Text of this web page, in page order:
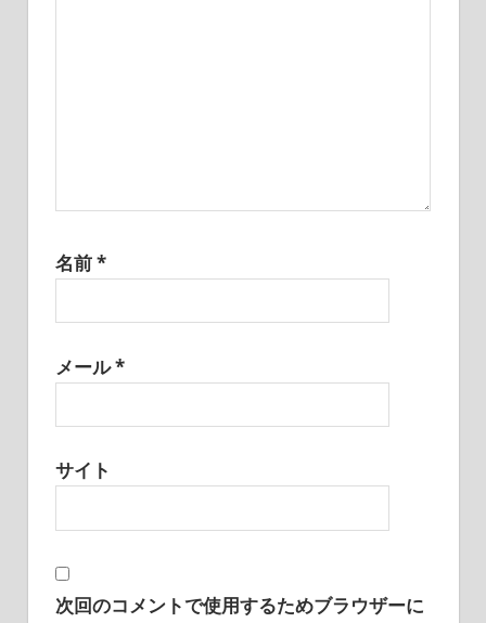
名前*
メール*
サイト
次回のコメントで使用するためブラウザーに